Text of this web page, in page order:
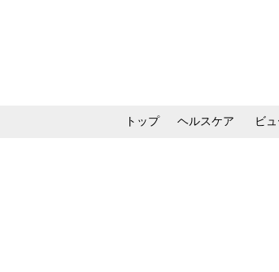
トップ ヘルスケア ビ